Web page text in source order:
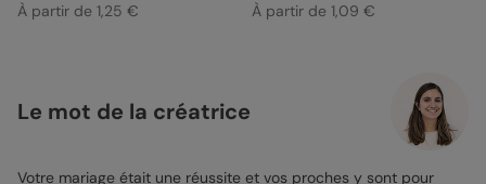
À partir de 1,25 €
À partir de 1,09 €
Le mot de la créatrice
Votre mariage était une réussite et vos proches y sont pour